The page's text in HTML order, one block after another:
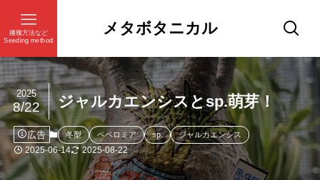
メタボタニカル
播種方法など
Seeding method
ジャルカエンシスとsp.萌芽！
2025
8/22
広告 冬型 ペペロミア sp. ジャルカエンシス
2025-06-14 2025-08-22